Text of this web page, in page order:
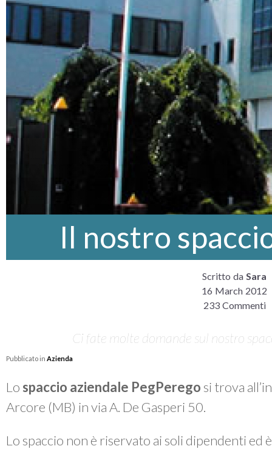
Il nostro
Scritto da Sara
16 March 2012
233 Commenti
Ci fate molte domande sul nostro
Pubblicato in Azienda
Lo spaccio aziendale PegPerego si trova
Arcore (MB) in via A. De Gasperi 50.
Lo spaccio non è riservato ai soli dipendenti ed